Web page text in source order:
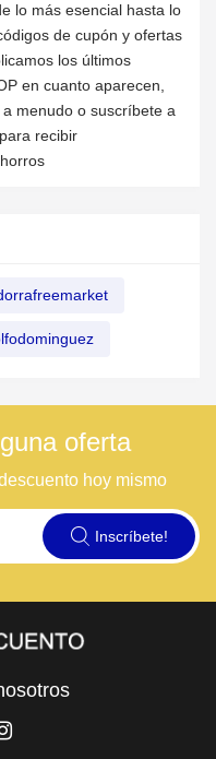
lo más esencial hasta lo
de cupón y ofertas
los últimos
en cuanto aparecen,
menudo o suscríbete a
recibir
oferta
hoy mismo
Inscríbete!